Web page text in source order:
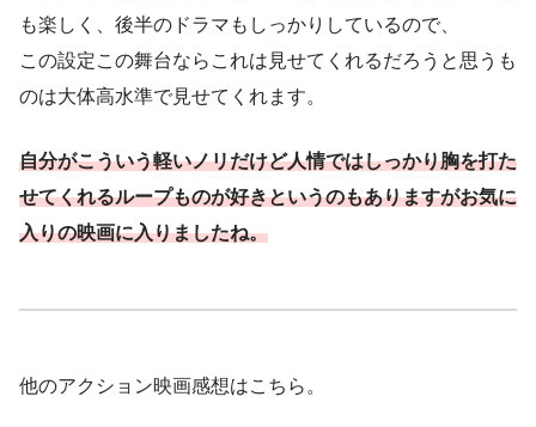
も楽しく、後半のドラマもしっかりしているので、
この設定この舞台ならこれは見せてくれるだろうと思うも
のは大体高水準で見せてくれます。
自分がこういう軽いノリだけど人情ではしっかり胸を打た
せてくれるループものが好きというのもありますがお気に
入りの映画に入りましたね。
他のアクション映画感想はこちら。